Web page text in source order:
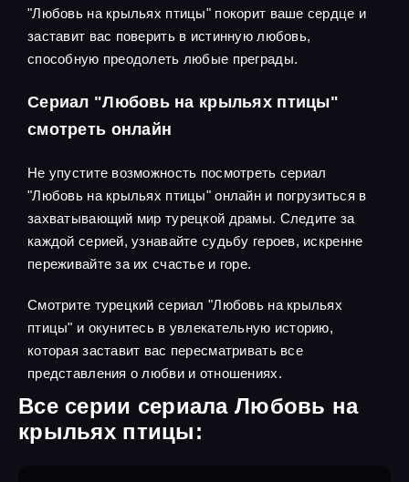
"Любовь на крыльях птицы" покорит ваше сердце и
заставит вас поверить в истинную любовь,
способную преодолеть любые преграды.
Сериал "Любовь на крыльях птицы"
смотреть онлайн
Не упустите возможность посмотреть сериал
"Любовь на крыльях птицы" онлайн и погрузиться в
захватывающий мир турецкой драмы. Следите за
каждой серией, узнавайте судьбу героев, искренне
переживайте за их счастье и горе.
Смотрите турецкий сериал "Любовь на крыльях
птицы" и окунитесь в увлекательную историю,
которая заставит вас пересматривать все
представления о любви и отношениях.
Все серии сериала Любовь на
крыльях птицы: